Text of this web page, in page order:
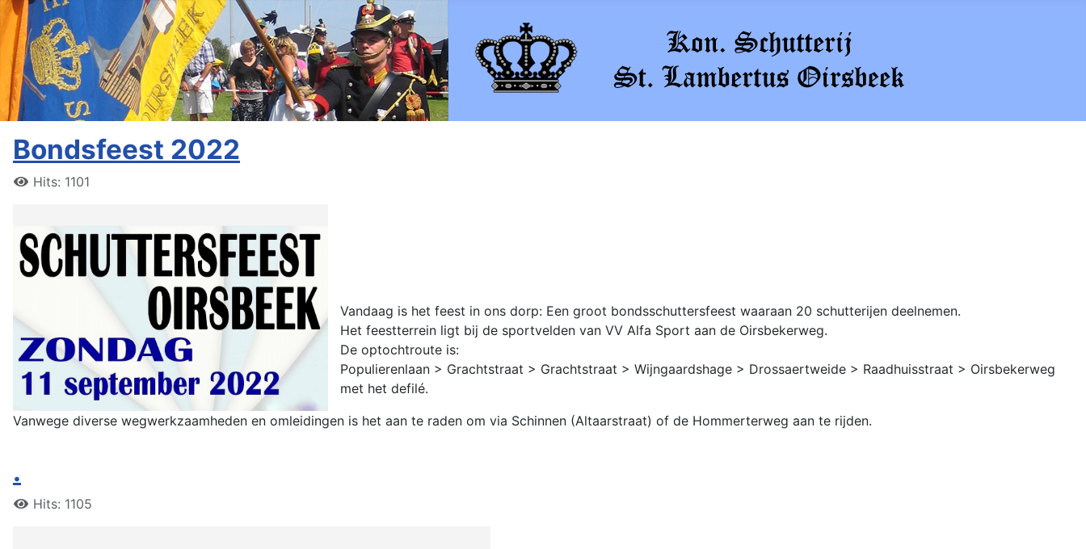
Bondsfeest 2022
Hits: 1101
Vandaag is het feest in ons dorp: Een groot bondsschuttersfeest waaraan 20 schutterijen deelnemen.
Het feestterrein ligt bij de sportvelden van VV Alfa Sport aan de Oirsbekerweg.
De optochtroute is:
Populierenlaan > Grachtstraat > Grachtstraat > Wijngaardshage > Drossaertweide > Raadhuisstraat > Oirsbekerweg
met het defilé.
Vanwege diverse wegwerkzaamheden en omleidingen is het aan te raden om via Schinnen (Altaarstraat) of de Hommerterweg aan te rijden.
.
Hits: 1105